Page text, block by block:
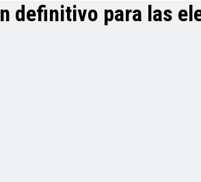
definitivo para las